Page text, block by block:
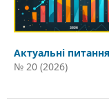
Актуальні
№ 20 (2026)